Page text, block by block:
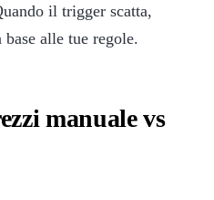
il trigger scatta,
alle tue regole.
manuale vs